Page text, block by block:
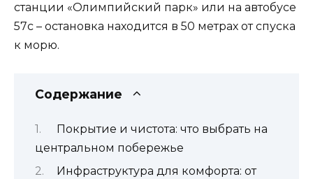
станции «Олимпийский парк» или на автобусе
57с – остановка находится в 50 метрах от спуска
к морю.
Содержание
Покрытие и чистота: что выбрать на
центральном побережье
Инфраструктура для комфорта: от